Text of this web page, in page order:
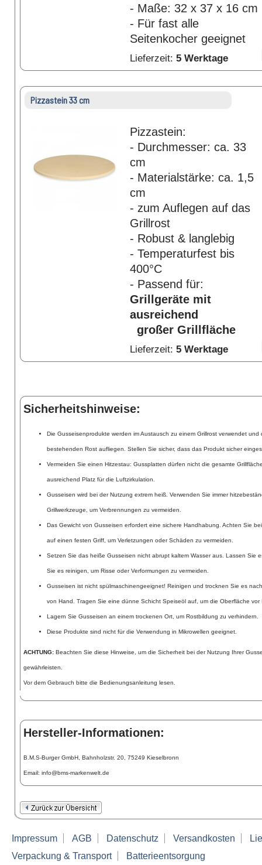
- Maße: 32 x 37 x 16 cm
- Für fast alle
Seitenkocher geeignet
Lieferzeit: 5 Werktage
Pizzastein 33 cm
Pizzastein:
- Durchmesser: ca. 33
cm
- Materialstärke: ca. 1,5
cm
- zum Auflegen auf das
Grillrost
- Robust & langlebig
- Temperaturfest bis
400°C
- Passend für:
Grillgeräte mit
ausreichend
großer Grillfläche
Lieferzeit: 5 Werktage
Sicherheitshinweise:
Die Gusseisenprodukte werden im Austausch zu einem Grillrost verwendet
bestehenden Rost aufliegen. Stellen Sie sicher, dass das Produkt sicher
Vermeiden Sie einen Hitzestau: Gussplatten dürfen nicht die gesamte
ausreichend Platz für die Luftzirkulation.
Gusseisen wird bei der Nutzung extrem heiß. Verwenden Sie immer
Grillwerkzeuge, um Verbrennungen zu vermeiden.
Das Gewicht von Gusseisen erfordert eine sichere Handhabung. Achten Sie
auf einen festen Griff, um Verletzungen oder Schäden zu vermeiden.
Setzen Sie das heiße Gusseisen nicht abrupt kaltem Wasser aus. Lassen Sie
Sie es reinigen, um Risse oder Verformungen zu vermeiden.
Gusseisen ist nicht spülmaschinengeeignet! Reinigen und trocknen Sie es
von Hand. Tragen Sie eine dünne Schicht Speiseöl auf, um die Oberfläche vor
Lagern Sie Gusseisen an einem trockenen Ort, um Rostbildung zu verhindern.
Diese Produkte sind nicht für die Verwendung in Mikrowellen geeignet.
ACHTUNG: Beachten Sie diese Hinweise, um die Sicherheit bei der Nutzung Ihrer
gewährleisten.
Vor dem Gebrauch bitte die Bedienungsanleitung lesen.
Hersteller-Informationen:
B.M.S-Burger GmbH, Bahnholzstr. 20, 75249 Kieselbronn
Email: info@bms-markenwelt.de
Impressum AGB Datenschutz Versandkosten
Verpackung & Transport
Batterieentsorgung